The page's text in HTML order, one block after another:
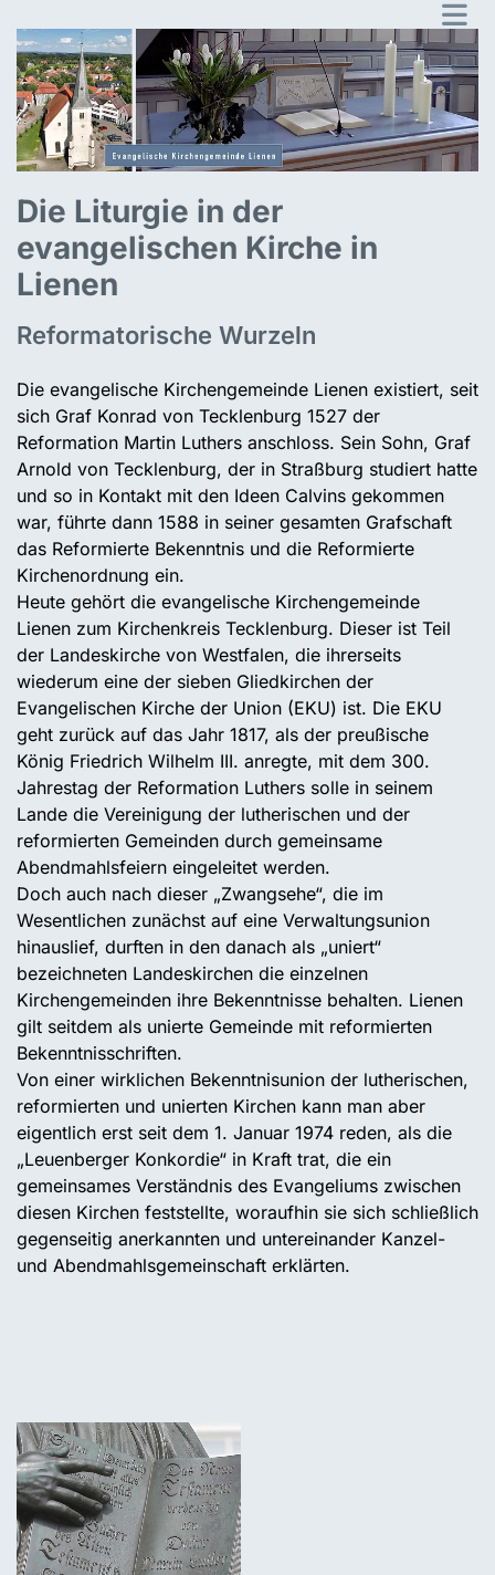
Die Liturgie in der
evangelischen Kirche in
Lienen
Reformatorische Wurzeln
Die evangelische Kirchengemeinde Lienen existiert, seit
sich Graf Konrad von Tecklenburg 1527 der
Reformation Martin Luthers anschloss. Sein Sohn, Graf
Arnold von Tecklenburg, der in Straßburg studiert hatte
und so in Kontakt mit den Ideen Calvins gekommen
war, führte dann 1588 in seiner gesamten Grafschaft
das Reformierte Bekenntnis und die Reformierte
Kirchenordnung ein.
Heute gehört die evangelische Kirchengemeinde
Lienen zum Kirchenkreis Tecklenburg. Dieser ist Teil
der Landeskirche von Westfalen, die ihrerseits
wiederum eine der sieben Gliedkirchen der
Evangelischen Kirche der Union (EKU) ist. Die EKU
geht zurück auf das Jahr 1817, als der preußische
König Friedrich Wilhelm III. anregte, mit dem 300.
Jahrestag der Reformation Luthers solle in seinem
Lande die Vereinigung der lutherischen und der
reformierten Gemeinden durch gemeinsame
Abendmahlsfeiern eingeleitet werden.
Doch auch nach dieser „Zwangsehe“, die im
Wesentlichen zunächst auf eine Verwaltungsunion
hinauslief, durften in den danach als „uniert“
bezeichneten Landeskirchen die einzelnen
Kirchengemeinden ihre Bekenntnisse behalten. Lienen
gilt seitdem als unierte Gemeinde mit reformierten
Bekenntnisschriften.
Von einer wirklichen Bekenntnisunion der lutherischen,
reformierten und unierten Kirchen kann man aber
eigentlich erst seit dem 1. Januar 1974 reden, als die
„Leuenberger Konkordie“ in Kraft trat, die ein
gemeinsames Verständnis des Evangeliums zwischen
diesen Kirchen feststellte, woraufhin sie sich schließlich
gegenseitig anerkannten und untereinander Kanzel-
und Abendmahlsgemeinschaft erklärten.